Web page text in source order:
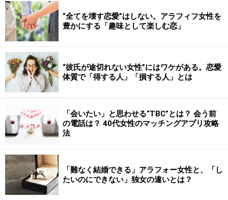
「なんで俺が？」と疑問に思うはず。甘やかされて育っ
た証拠ですね。
いくら1人暮らしを経験していようと、家事を好きにな
るかはその人次第。女性でも家事が嫌いな人はたくさん
いるし、そこに性差はありません。ましてや生家で母親
に全部の家事をしてもらっていたならば、「妻の仕事」
だと思い込むのも仕方がありません。
あるいは、新婚の頃に妻のあなたが張り切って家事を全
部やってしまった場合、夫は「家事は妻の仕事」と勝手
に解釈したかもしれません。最初は専業主婦だった妻が
後に就職した場合、それでも夫は「今まで通り妻が全部
やってくれる」と思い込みがち。
“全てを壊す恋愛”はしない。アラフィフ女性を
豊かにする「趣味として楽しむ恋」
“彼氏が途切れない女性”にはワケがある。恋愛
体質で「得する人」「損する人」とは
「会いたい」と思わせる“TBC”とは？ 会う前
の電話は？ 40代女性のマッチングアプリ攻略
法
「難なく結婚できる」アラフォー女性と、「し
たいのにできない」独女の違いとは？